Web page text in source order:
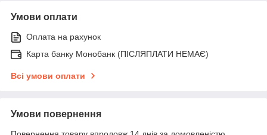
Умови оплати
Оплата на рахунок
Карта банку Монобанк (ПІСЛЯПЛАТИ НЕМАЄ)
Всі умови оплати
Умови повернення